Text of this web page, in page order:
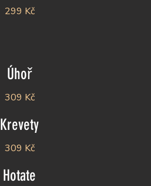
299 Kč
Úhoř
309 Kč
Krevety
309 Kč
Hotate